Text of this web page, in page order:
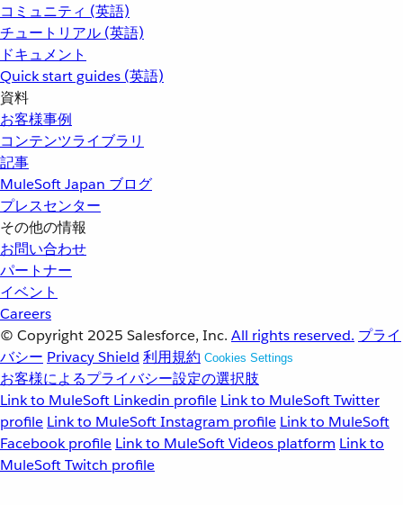
コミュニティ (英語)
チュートリアル (英語)
ドキュメント
Quick start guides (英語)
資料
お客様事例
コンテンツライブラリ
記事
MuleSoft Japan ブログ
プレスセンター
その他の情報
お問い合わせ
パートナー
イベント
Careers
© Copyright 2025 Salesforce, Inc. All rights reserved. プライ
バシー Privacy Shield 利用規約 Cookies Settings
お客様によるプライバシー設定の選択肢
Link to MuleSoft Linkedin profile Link to MuleSoft Twitter
profile Link to MuleSoft Instagram profile Link to MuleSoft
Facebook profile Link to MuleSoft Videos platform Link to
MuleSoft Twitch profile